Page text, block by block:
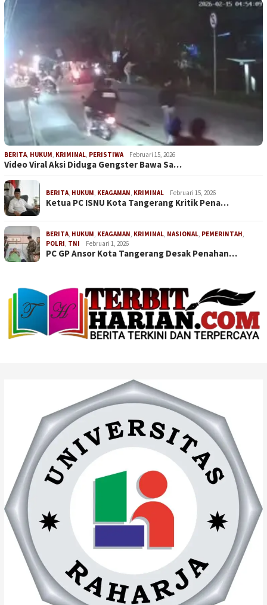
BERITA HUKUM KRIMINAL PERISTIWA Februari 15, 2026
Video Viral Aksi Diduga Gengster Bawa Sa…
BERITA HUKUM KEAGAMAN KRIMINAL Februari 15, 2026
Ketua PC ISNU Kota Tangerang Kritik Pena…
BERITA HUKUM KEAGAMAN KRIMINAL NASIONAL PEMERINTAH
POLRI TNI Februari 1, 2026
PC GP Ansor Kota Tangerang Desak Penahan…